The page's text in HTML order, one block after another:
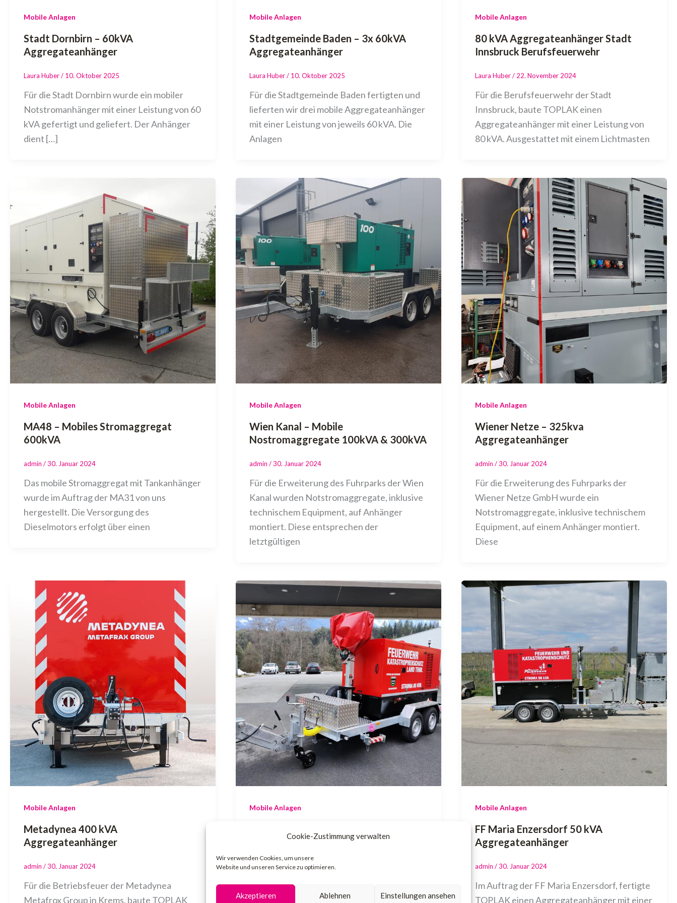
Cookie-Zustimmung verwalten
Wir verwenden Cookies, um unsere
Website und unseren Service zu optimieren.
Akzeptieren Ablehnen Einstellungen ansehen
Mobile Anlagen
Stadt Dornbirn – 60kVA
Aggregateanhänger
Laura Huber/ 10. Oktober 2025
Für die Stadt Dornbirn wurde ein mobiler
Notstromanhänger mit einer Leistung von 60
kVA gefertigt und geliefert. Der Anhänger
dient […]
Mobile Anlagen
Stadtgemeinde Baden – 3x 60kVA
Aggregateanhänger
Laura Huber/ 10. Oktober 2025
Für die Stadtgemeinde Baden fertigten und
lieferten wir drei mobile Aggregateanhänger
mit einer Leistung von jeweils 60 kVA. Die
Anlagen
Mobile Anlagen
80 kVA Aggregateanhänger Stadt
Innsbruck Berufsfeuerwehr
Laura Huber/ 22. November 2024
Für die Berufsfeuerwehr der Stadt
Innsbruck, baute TOPLAK einen
Aggregateanhänger mit einer Leistung von
80 kVA. Ausgestattet mit einem Lichtmasten
Mobile Anlagen
MA48 – Mobiles Stromaggregat
600kVA
admin /30. Januar 2024
Das mobile Stromaggregat mit Tankanhänger
wurde im Auftrag der MA31 von uns
hergestellt. Die Versorgung des
Dieselmotors erfolgt über einen
Mobile Anlagen
Wien Kanal – Mobile
Nostromaggregate 100kVA & 300kVA
admin /30. Januar 2024
Für die Erweiterung des Fuhrparks der Wien
Kanal wurden Notstromaggregate, inklusive
technischem Equipment, auf Anhänger
montiert. Diese entsprechen der
letztgültigen
Mobile Anlagen
Wiener Netze – 325kva
Aggregateanhänger
admin /30. Januar 2024
Für die Erweiterung des Fuhrparks der
Wiener Netze GmbH wurde ein
Notstromaggregate, inklusive technischem
Equipment, auf einem Anhänger montiert.
Diese
Mobile Anlagen
Metadynea 400 kVA
Aggregateanhänger
admin /30. Januar 2024
Für die Betriebsfeuer der Metadynea
Metafrox Group in Krems, baute TOPLAK
Mobile Anlagen
Im Auftrag des Landes Tirol, fertigte
TOPLAK 3 Aggregateanhänger mit einer
Mobile Anlagen
FF Maria Enzersdorf 50 kVA
Aggregateanhänger
admin /30. Januar 2024
Im Auftrag der FF Maria Enzersdorf, fertigte
TOPLAK einen Aggregateanhänger mit einer